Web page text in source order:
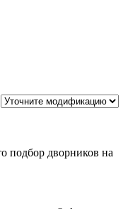
подбор дворников на